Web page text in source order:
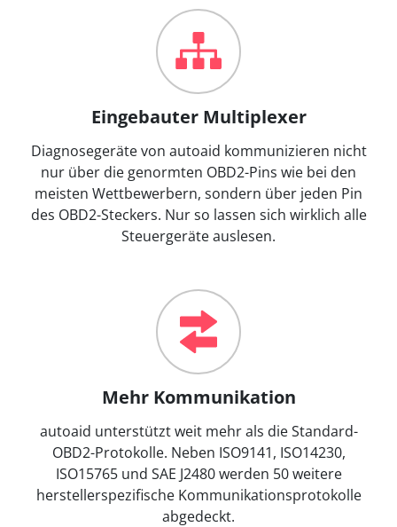
Eingebauter Multiplexer
Diagnosegeräte von autoaid kommunizieren nicht
nur über die genormten OBD2-Pins wie bei den
meisten Wettbewerbern, sondern über jeden Pin
des OBD2-Steckers. Nur so lassen sich wirklich alle
Steuergeräte auslesen.
Mehr Kommunikation
autoaid unterstützt weit mehr als die Standard-
OBD2-Protokolle. Neben ISO9141, ISO14230,
ISO15765 und SAE J2480 werden 50 weitere
herstellerspezifische Kommunikationsprotokolle
abgedeckt.